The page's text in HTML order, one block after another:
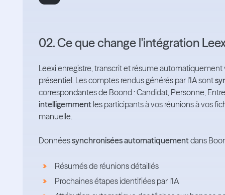
02. Ce que change l'intégration
Leexi enregistre, transcrit et résume
présentiel. Les comptes rendus générés par l'IA sont
correspondantes de Boond : Candidat, Personne,
intelligemment les participants à vos réunions à vos
manuelle.
Donnéessynchronisées automatiquementdans
Résumés de réunions détaillés
Prochaines étapes identifiées par l'IA